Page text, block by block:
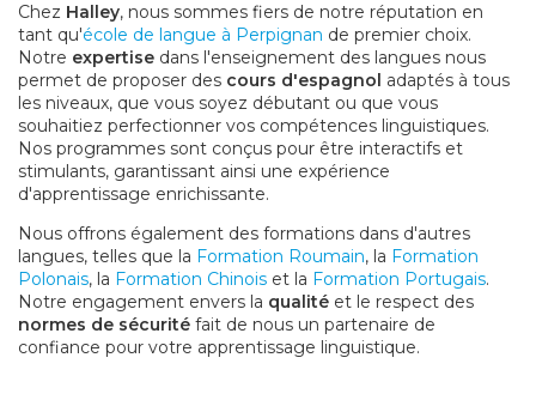
Chez Halley, nous sommes fiers de notre réputation en
tant qu'école de langue à Perpignan de premier choix.
Notre expertise dans l'enseignement des langues nous
permet de proposer des cours d'espagnol adaptés à tous
les niveaux, que vous soyez débutant ou que vous
souhaitiez perfectionner vos compétences linguistiques.
Nos programmes sont conçus pour être interactifs et
stimulants, garantissant ainsi une expérience
d'apprentissage enrichissante.
Nous offrons également des formations dans d'autres
langues, telles que la Formation Roumain, la Formation
Polonais, la Formation Chinois et la Formation Portugais.
Notre engagement envers la qualité et le respect des
normes de sécurité fait de nous un partenaire de
confiance pour votre apprentissage linguistique.